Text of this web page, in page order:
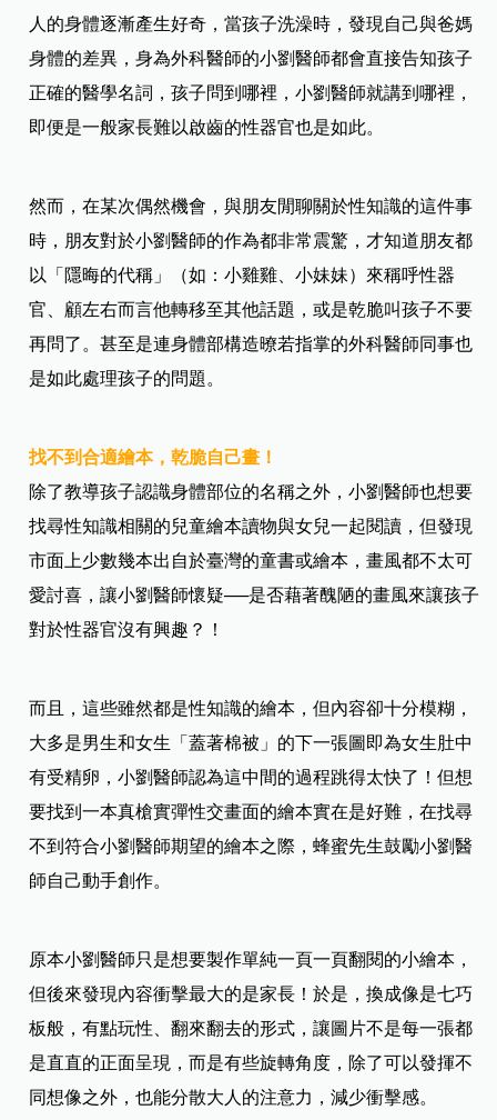
人的身體逐漸產生好奇，當孩子洗澡時，發現自己與爸媽
身體的差異，身為外科醫師的小劉醫師都會直接告知孩子
正確的醫學名詞，孩子問到哪裡，小劉醫師就講到哪裡，
即便是一般家長難以啟齒的性器官也是如此。
然而，在某次偶然機會，與朋友閒聊關於性知識的這件事
時，朋友對於小劉醫師的作為都非常震驚，才知道朋友都
以「隱晦的代稱」（如：小雞雞、小妹妹）來稱呼性器
官、顧左右而言他轉移至其他話題，或是乾脆叫孩子不要
再問了。甚至是連身體部構造暸若指掌的外科醫師同事也
是如此處理孩子的問題。
找不到合適繪本，乾脆自己畫！
除了教導孩子認識身體部位的名稱之外，小劉醫師也想要
找尋性知識相關的兒童繪本讀物與女兒一起閱讀，但發現
市面上少數幾本出自於臺灣的童書或繪本，畫風都不太可
愛討喜，讓小劉醫師懷疑──是否藉著醜陋的畫風來讓孩子
對於性器官沒有興趣？！
而且，這些雖然都是性知識的繪本，但內容卻十分模糊，
大多是男生和女生「蓋著棉被」的下一張圖即為女生肚中
有受精卵，小劉醫師認為這中間的過程跳得太快了！但想
要找到一本真槍實彈性交畫面的繪本實在是好難，在找尋
不到符合小劉醫師期望的繪本之際，蜂蜜先生鼓勵小劉醫
師自己動手創作。
原本小劉醫師只是想要製作單純一頁一頁翻閱的小繪本，
但後來發現內容衝擊最大的是家長！於是，換成像是七巧
板般，有點玩性、翻來翻去的形式，讓圖片不是每一張都
是直直的正面呈現，而是有些旋轉角度，除了可以發揮不
同想像之外，也能分散大人的注意力，減少衝擊感。